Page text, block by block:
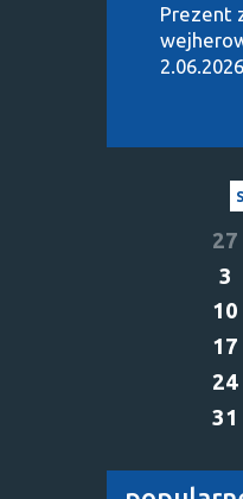
Prezent
2.06.2026
27
3
10
17
24
31